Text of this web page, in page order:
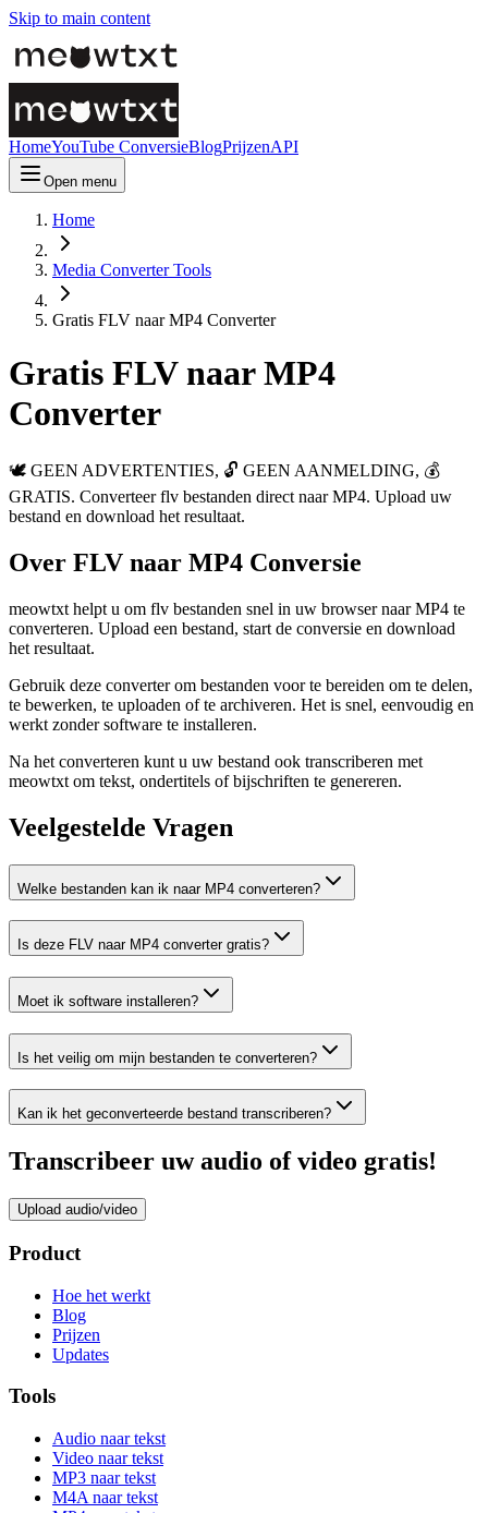
Skip to main content
HomeYouTube ConversieBlogPrijzenAPI
Open menu
Home
Media Converter Tools
Gratis FLV naar MP4 Converter
Gratis FLV naar MP4
Converter
🕊️ GEEN ADVERTENTIES, 🔓 GEEN AANMELDING, 💰
GRATIS. Converteer flv bestanden direct naar MP4. Upload uw
bestand en download het resultaat.
Over FLV naar MP4 Conversie
meowtxt helpt u om flv bestanden snel in uw browser naar MP4 te
converteren. Upload een bestand, start de conversie en download
het resultaat.
Gebruik deze converter om bestanden voor te bereiden om te delen,
te bewerken, te uploaden of te archiveren. Het is snel, eenvoudig en
werkt zonder software te installeren.
Na het converteren kunt u uw bestand ook transcriberen met
meowtxt om tekst, ondertitels of bijschriften te genereren.
Veelgestelde Vragen
Welke bestanden kan ik naar MP4 converteren?
Is deze FLV naar MP4 converter gratis?
Moet ik software installeren?
Is het veilig om mijn bestanden te converteren?
Kan ik het geconverteerde bestand transcriberen?
Transcribeer uw audio of video gratis!
Upload audio/video
Product
Hoe het werkt
Blog
Prijzen
Updates
Tools
Audio naar tekst
Video naar tekst
MP3 naar tekst
M4A naar tekst